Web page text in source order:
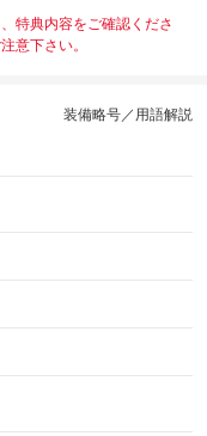
特典内容をご確認くださ
意下さい。
装備略号／用語解説